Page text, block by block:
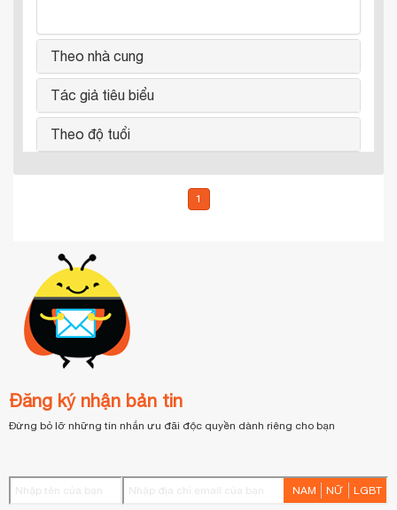
Theo nhà cung
Tác giả tiêu biểu
Theo độ tuổi
1
Đăng ký nhận bản tin
Đừng bỏ lỡ những tin nhắn ưu đãi độc quyền dành riêng cho bạn
NAM NỮ LGBT